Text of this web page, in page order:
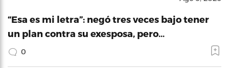
“Esa es mi letra”: negó tres veces bajo tener
un plan contra su exesposa, pero…
0